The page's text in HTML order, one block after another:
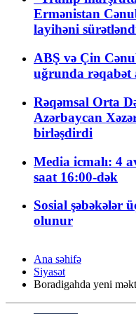
Ermənistan
layihəni
ABŞ və Çin
uğrunda rəqabət
Rəqəmsal Orta
Azərbaycan
birləşdirdi
Media icmalı: 4
saat 16:00-dək
Sosial şəbəkələr
olunur
Ana səhifə
Siyasət
Boradigahda yeni